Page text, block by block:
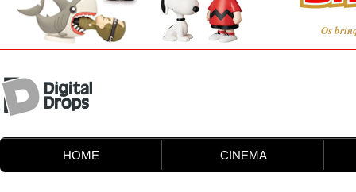
Os
HOME CINEMA